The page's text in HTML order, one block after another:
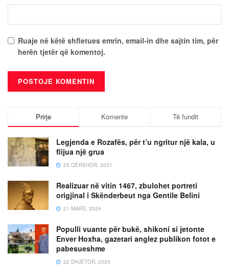
Ruaje në këtë shfletues emrin, email-in dhe sajtin tim, për
herën tjetër që komentoj.
Prirje Komente Të fundit
Legjenda e Rozafës, për t’u ngritur një kala, u
flijua një grua
25 QERSHOR, 2021
Realizuar në vitin 1467, zbulohet portreti
origjinal i Skënderbeut nga Gentile Belini
21 MARS, 2024
Populli vuante për bukë, shikoni si jetonte
Enver Hoxha, gazetari anglez publikon fotot e
pabesueshme
22 DHJETOR, 2020